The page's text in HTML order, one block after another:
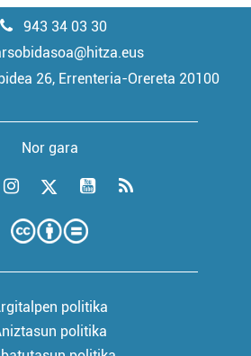
943 34 03 30
26, Errenteria-Orereta 20100
Nor gara
politika
politika